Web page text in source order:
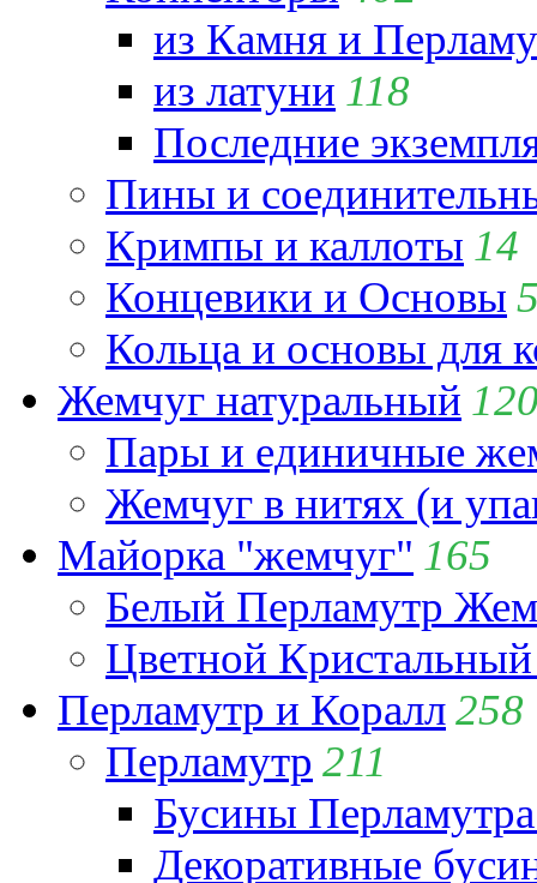
из Камня и
из латуни 118
Последние
Пины и
Кримпы и каллоты 14
Концевики и Основы
Кольца и основы для
Жемчуг натуральный
Пары и единичные
Жемчуг в нитях (и
Майорка "жемчуг" 165
Белый Перламутр
Цветной
Перламутр и Коралл258
Перламутр 211
Бусины
Декоративные